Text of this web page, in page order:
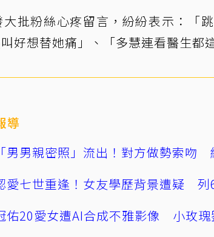
批粉絲心疼留言，紛紛表示：「
好想替她痛」、「多慧連看醫生都
導
男男親密照」流出！對方做勢索吻
愛七世重逢！女友學歷背景遭疑 列
佑20愛女遭AI合成不雅影像 小玫瑰